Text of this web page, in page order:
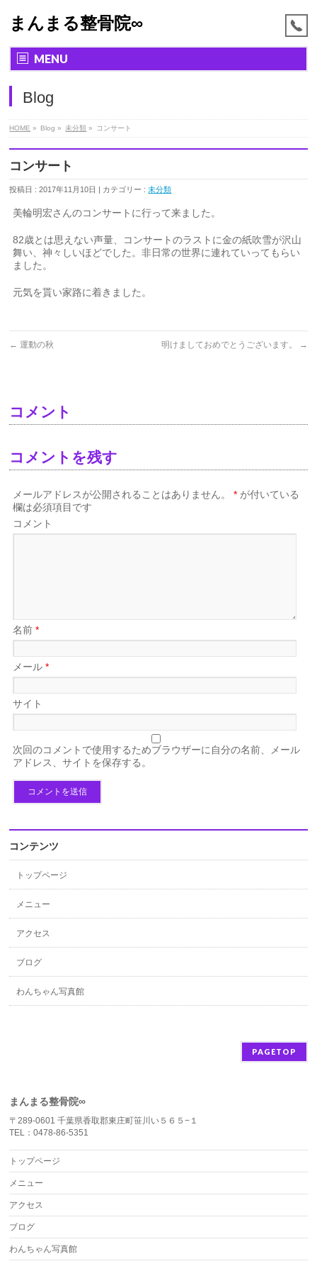
まんまる整骨院∞
MENU
Blog
HOME » Blog » 未分類 » コンサート
コンサート
投稿日 : 2017年11月10日 | カテゴリー :未分類
美輪明宏さんのコンサートに行って来ました。
82歳とは思えない声量、コンサートのラストに金の紙吹雪が沢山
舞い、神々しいほどでした。非日常の世界に連れていってもらい
ました。
元気を貰い家路に着きました。
← 運動の秋 明けましておめでとうございます。 →
コメント
コメントを残す
メールアドレスが公開されることはありません。 * が付いている
欄は必須項目です
コメント
名前*
メール*
サイト
次回のコメントで使用するためブラウザーに自分の名前、メール
アドレス、サイトを保存する。
コンテンツ
トップページ
メニュー
アクセス
ブログ
わんちゃん写真館
PAGETOP
まんまる整骨院∞
〒289-0601 千葉県香取郡東庄町笹川い５６５−１
TEL：0478-86-5351
トップページ
メニュー
アクセス
ブログ
わんちゃん写真館